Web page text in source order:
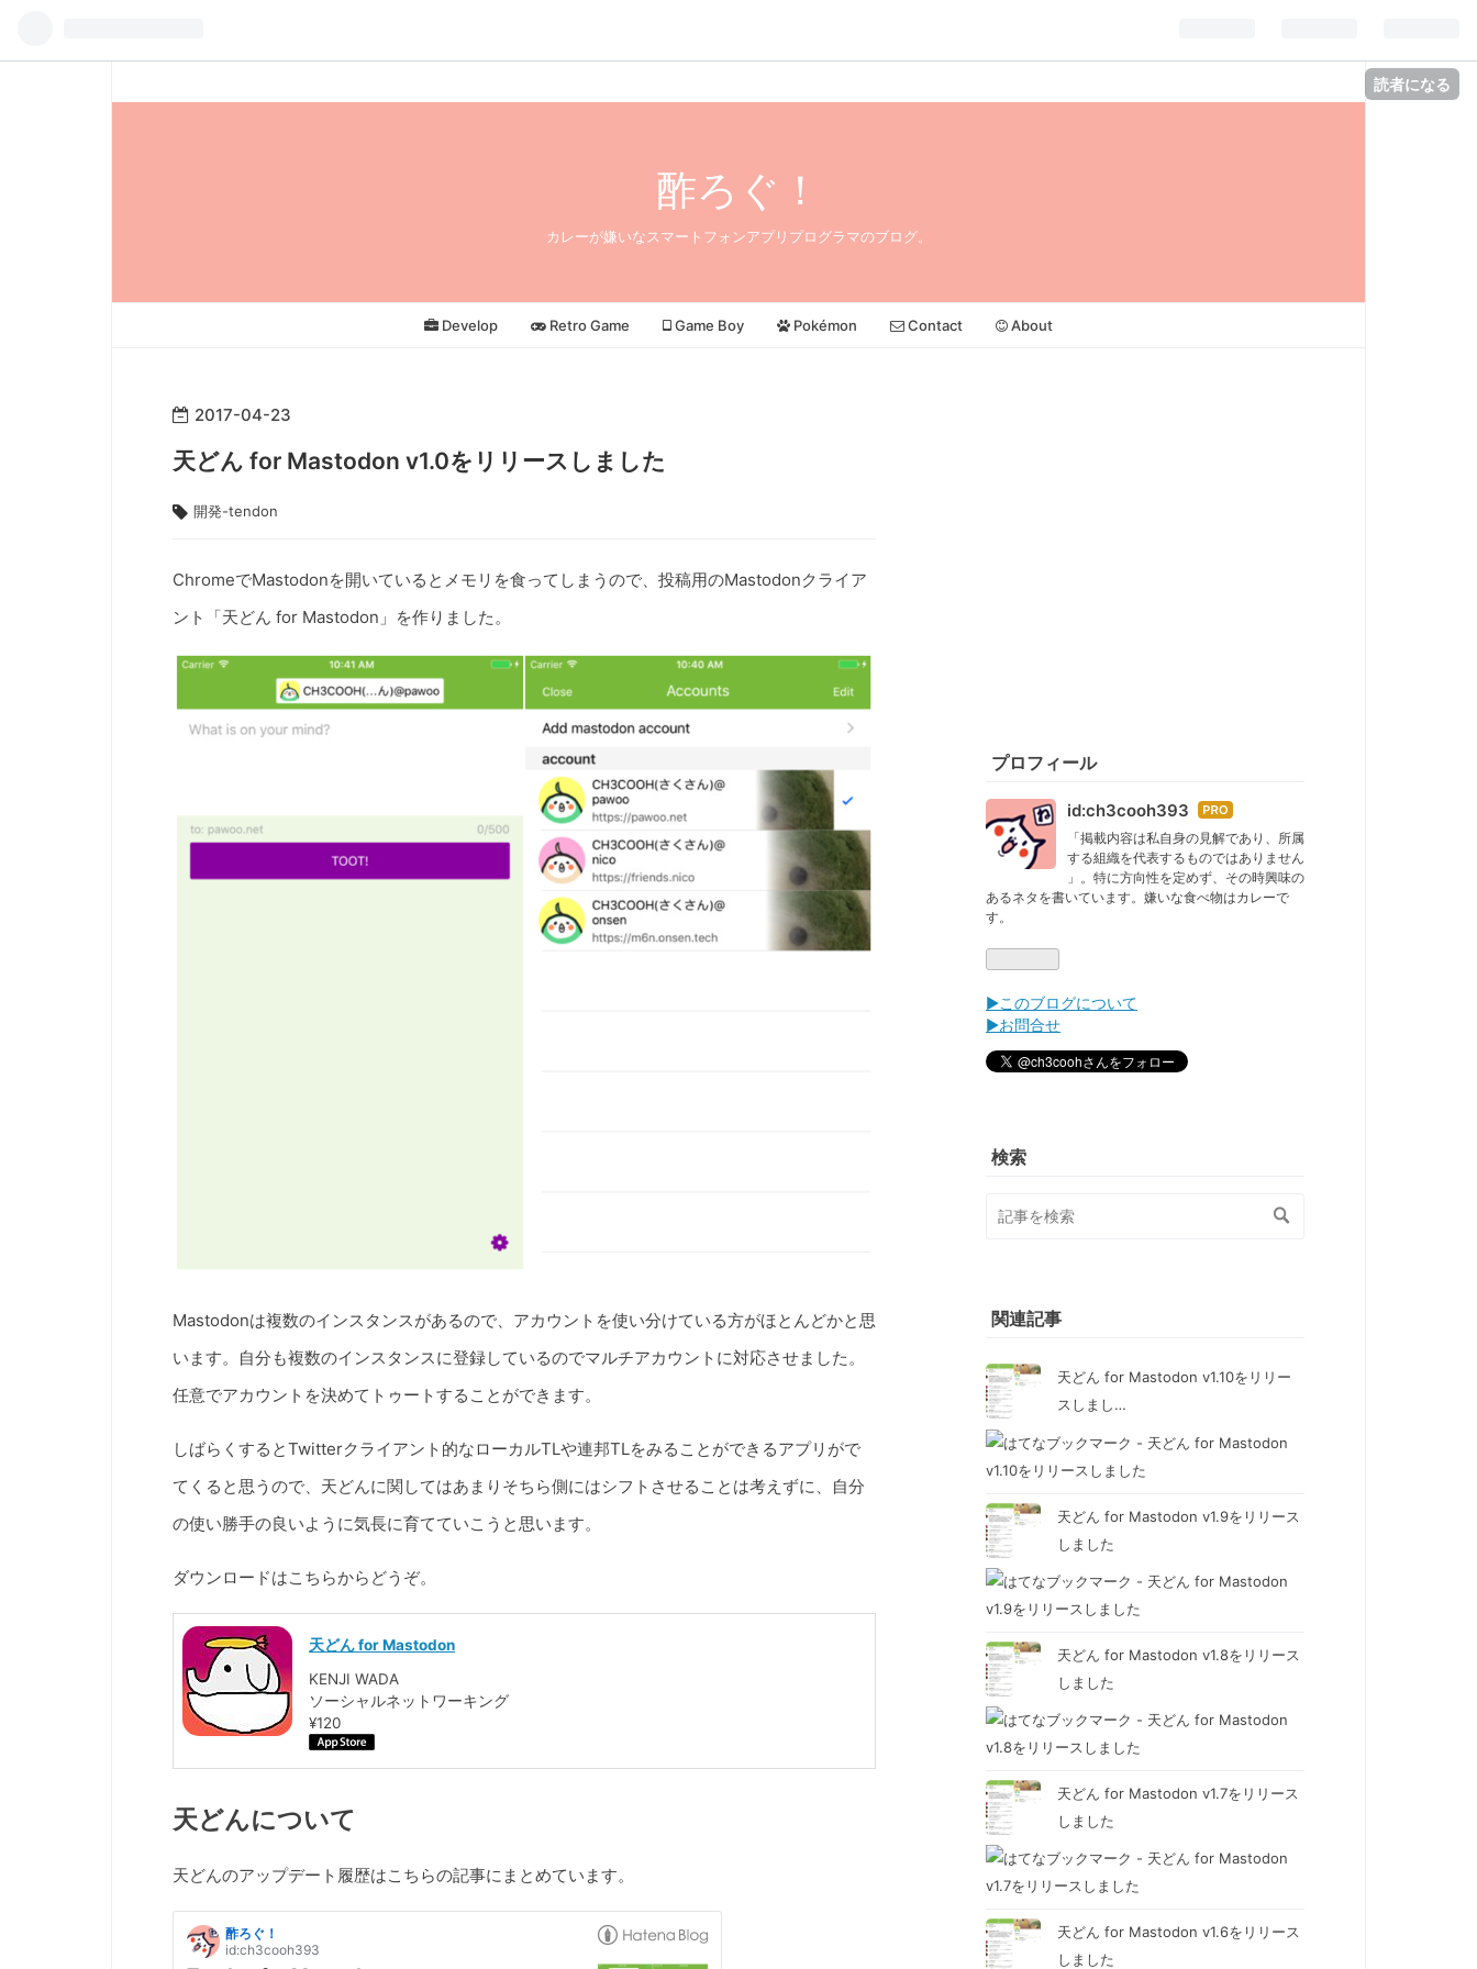
読者になる
酢ろぐ！
カレーが嫌いなスマートフォンアプリプログラマのブログ。
Develop Retro Game Game Boy Pokémon Contact About
2017-04-23
天どん for Mastodon v1.0をリリースしました
開発-tendon
ChromeでMastodonを開いているとメモリを食ってしまうので、投稿用のMastodonクライア
ント「天どん for Mastodon」を作りました。
Mastodonは複数のインスタンスがあるので、アカウントを使い分けている方がほとんどかと思
います。自分も複数のインスタンスに登録しているのでマルチアカウントに対応させました。
任意でアカウントを決めてトゥートすることができます。
しばらくするとTwitterクライアント的なローカルTLや連邦TLをみることができるアプリがで
てくると思うので、天どんに関してはあまりそちら側にはシフトさせることは考えずに、自分
の使い勝手の良いように気長に育てていこうと思います。
ダウンロードはこちらからどうぞ。
天どん for Mastodon
KENJI WADA
ソーシャルネットワーキング
¥120
天どんについて
天どんのアップデート履歴はこちらの記事にまとめています。
プロフィール
id:ch3cooh393 はて
なブ
ログ
Pro
「掲載内容は私自身の見解であり、所属
する組織を代表するものではありません
」。特に方向性を定めず、その時興味の
あるネタを書いています。嫌いな食べ物はカレーで
す。
▶このブログについて
▶お問合せ
検索
関連記事
天どん for Mastodon v1.10をリリー
スしまし…
天どん for Mastodon v1.9をリリース
しました
天どん for Mastodon v1.8をリリース
しました
天どん for Mastodon v1.7をリリース
しました
天どん for Mastodon v1.6をリリース
しました